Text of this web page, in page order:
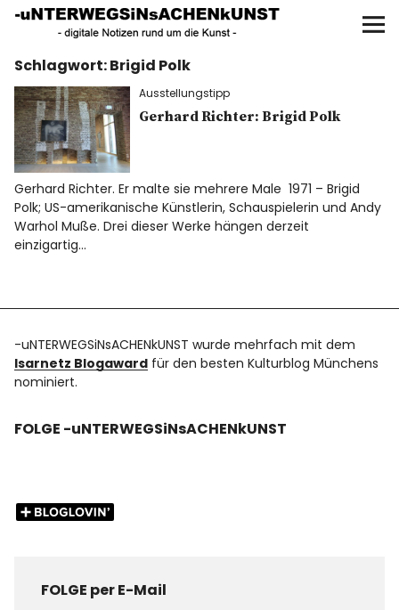
UNTERWEGS IN SACHEN
KUNST
Start
AKTUELLE AUSSTELLUNGEN
KUNSTSPAZIERGÄNGE
ÜBER
f I P
Schlagwort:Brigid Polk
Ausstellungstipp
Gerhard Richter: Brigid Polk
Gerhard Richter. Er malte sie mehrere Male 1971 – Brigid
Polk; US-amerikanische Künstlerin, Schauspielerin und Andy
Warhol Muße. Drei dieser Werke hängen derzeit
einzigartig…
-uNTERWEGSiNsACHENkUNST wurde mehrfach mit dem
Isarnetz Blogaward für den besten Kulturblog Münchens
nominiert.
FOLGE -uNTERWEGSiNsACHENkUNST
FOLGE per E-Mail